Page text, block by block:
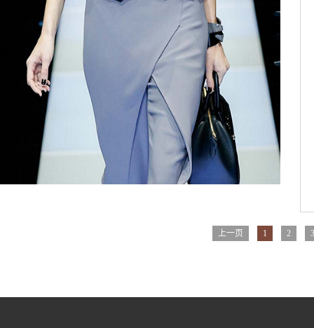
上一页 1 2 3